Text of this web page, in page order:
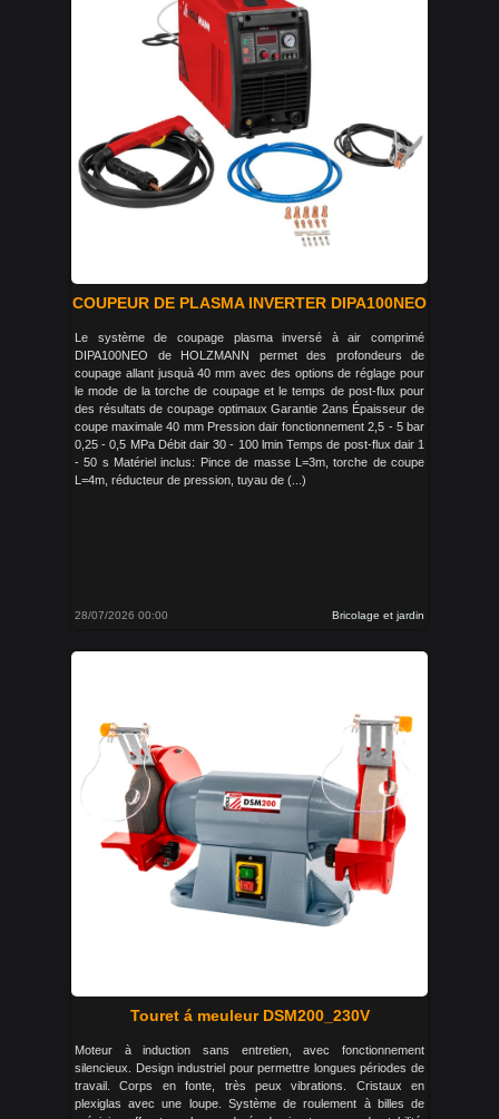
COUPEUR DE PLASMA INVERTER DIPA100NEO
Le système de coupage plasma inversé à air comprimé
DIPA100NEO de HOLZMANN permet des profondeurs de
coupage allant jusquà 40 mm avec des options de réglage pour
le mode de la torche de coupage et le temps de post-flux pour
des résultats de coupage optimaux Garantie 2ans Épaisseur de
coupe maximale 40 mm Pression dair fonctionnement 2,5 - 5 bar
0,25 - 0,5 MPa Débit dair 30 - 100 lmin Temps de post-flux dair 1
- 50 s Matériel inclus: Pince de masse L=3m, torche de coupe
L=4m, réducteur de pression, tuyau de (...)
28/07/2026 00:00 Bricolage et jardin
Touret á meuleur DSM200_230V
Moteur à induction sans entretien, avec fonctionnement
silencieux. Design industriel pour permettre longues périodes de
travail. Corps en fonte, très peux vibrations. Cristaux en
plexiglas avec une loupe. Système de roulement à billes de